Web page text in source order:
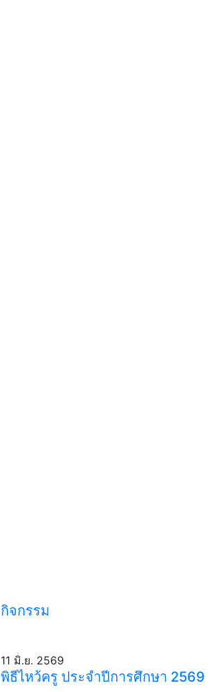
กิจกรรม
11 มิ.ย. 2569
พิธีไหว้ครู ประจำปีการศึกษา 2569